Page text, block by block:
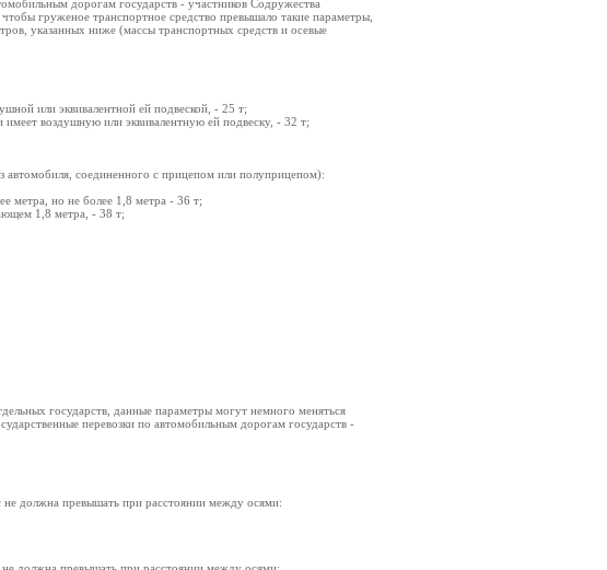
дорогам государств - участников Содружества
груженое транспортное средство превышало такие параметры,
указанных ниже (массы транспортных средств и осевые
или эквивалентной ей подвеской, - 25 т;
воздушную или эквивалентную ей подвеску, - 32 т;
автомобиля, соединенного с прицепом или полуприцепом):
метра, но не более 1,8 метра - 36 т;
1,8 метра, - 38 т;
государств, данные параметры могут немного меняться
перевозки по автомобильным дорогам государств -
должна превышать при расстоянии между осями: